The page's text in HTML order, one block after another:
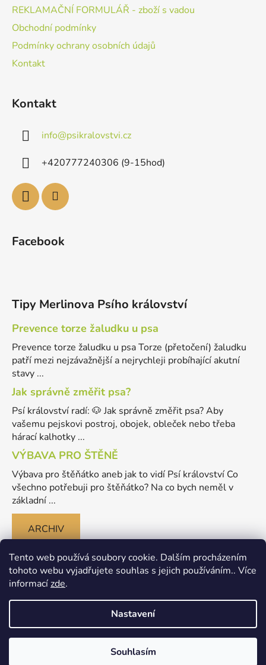
Tento web používá soubory cookie. Dalším procházením
tohoto webu vyjadřujete souhlas s jejich používáním.. Více
informacízde.
Nastavení
Souhlasím
REKLAMAČNÍ FORMULÁŘ - zboží s vadou
Obchodní podmínky
Podmínky ochrany osobních údajů
Kontakt
Kontakt
info@psikralovstvi.cz
+420777240306 (9-15hod)
Facebook
Tipy Merlinova Psího království
Prevence torze žaludku u psa
Prevence torze žaludku u psa Torze (přetočení) žaludku
patří mezi nejzávažnější a nejrychleji probíhající akutní
stavy ...
Jak správně změřit psa?
Psí království radí: 🐶 Jak správně změřit psa? Aby
vašemu pejskovi postroj, obojek, obleček nebo třeba
hárací kalhotky ...
VÝBAVA PRO ŠTĚNĚ
Výbava pro štěňátko aneb jak to vidí Psí království Co
všechno potřebuji pro štěňátko? Na co bych neměl v
základní ...
ARCHIV
Vytvořil Shoptet
Merlinovo Psikralovstvi.cz - eshop pro